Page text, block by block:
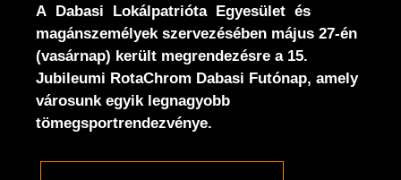
A Dabasi Lokálpatrióta Egyesület és
magánszemélyek szervezésében május 27-én
(vasárnap) került megrendezésre a 15.
Jubileumi RotaChrom Dabasi Futónap, amely
városunk egyik legnagyobb
tömegsportrendezvénye.